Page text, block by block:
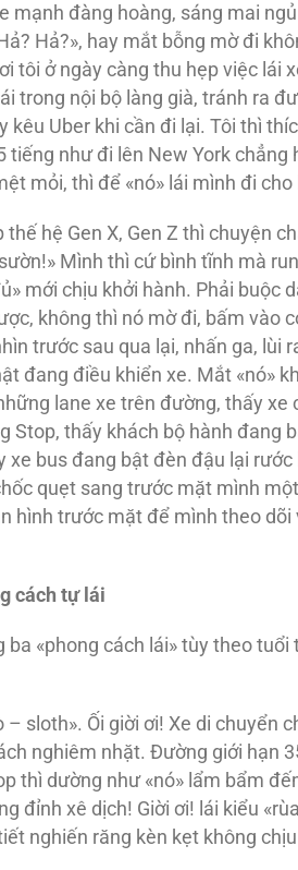
mạnh đàng hoàng, sáng mai
Hả?», hay mắt bỗng mờ đi
tôi ở ngày càng thu hẹp việc lái
trong nội bộ làng già, tránh ra
kêu Uber khi cần đi lại. Tôi thì
như đi lên New York chẳng
mỏi, thì để «nó» lái mình đi cho
hệ Gen X, Gen Z thì chuyện
Mình thì cứ bình tĩnh mà
mới chịu khởi hành. Phải buộc
không thì nó mờ đi, bấm vào
trước sau qua lại, nhấn ga, lùi
đang điều khiển xe. Mắt «nó»
lane xe trên đường, thấy xe
Stop, thấy khách bộ hành đang
bus đang bật đèn đậu lại
quẹt sang trước mặt mình
hình trước mặt để mình theo
cách tự lái
«phong cách lái» tùy theo tuổi
sloth». Ối giời ơi! Xe di chuyển
nghiêm nhặt. Đường giới hạn
thì dường như «nó» lẩm bẩm
đỉnh xê dịch! Giời ơi! lái kiểu
nghiến răng kèn kẹt không